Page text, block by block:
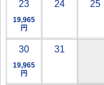
23
19,965
円
24 25
30
19,965
円
31